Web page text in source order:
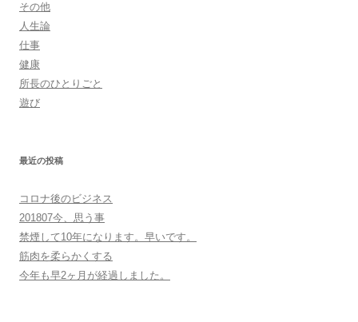
その他
人生論
仕事
健康
所長のひとりごと
遊び
最近の投稿
コロナ後のビジネス
201807今、思う事
禁煙して10年になります。早いです。
筋肉を柔らかくする
今年も早2ヶ月が経過しました。